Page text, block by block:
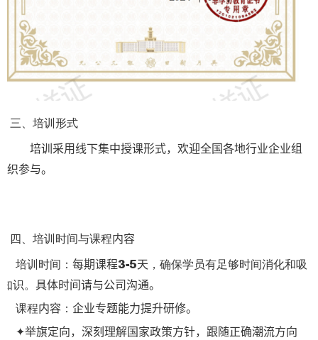
三、培训形式‌
培训采用线下集中授课形式， 欢迎全国各地行业企业组
织参与。
四、培训时间与课程内容
培训时间‌： 每期课程3-5天 ，确保学员有足够时间消化和吸
识。
具体时间请与公司沟通。
课程内容‌： 企业专题能力提升研修。
✦举旗定向，深刻理解国家政策方针，跟随正确潮流方向